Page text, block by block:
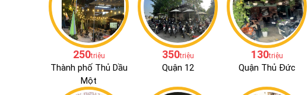
250triệu
Thành phố Thủ Dầu
Một
350triệu
Quận 12
130triệu
Quận Thủ Đức